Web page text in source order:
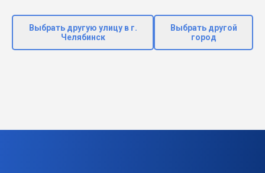
Выбрать другую улицу в г.
Челябинск
Выбрать другой
город